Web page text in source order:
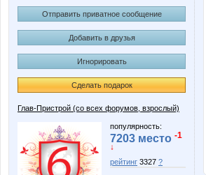
Отправить приватное сообщение
Добавить в друзья
Игнорировать
Сделать подарок
Глав-Пристрой (со всех форумов, взрослый)
популярность:
7203 место -1
↓
рейтинг 3327 ?